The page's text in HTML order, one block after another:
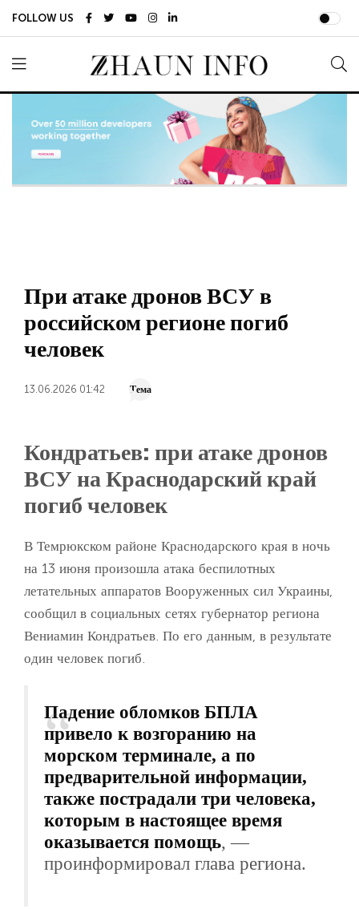
FOLLOW US
При атаке дронов ВСУ в
российском регионе погиб
человек
13.06.2026 01:42 Тема
Кондратьев: при атаке дронов
ВСУ на Краснодарский край
погиб человек
В Темрюкском районе Краснодарского края в ночь
на 13 июня произошла атака беспилотных
летательных аппаратов Вооруженных сил Украины,
сообщил в социальных сетях губернатор региона
Вениамин Кондратьев. По его данным, в результате
один человек погиб.
Падение обломков БПЛА
привело к возгоранию на
морском терминале, а по
предварительной информации,
также пострадали три человека,
которым в настоящее время
оказывается помощь, —
проинформировал глава региона.